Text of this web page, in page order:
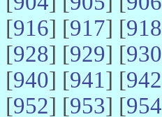
[916] [917] [918
[928] [929] [930
[940] [941] [942
[952] [953] [954